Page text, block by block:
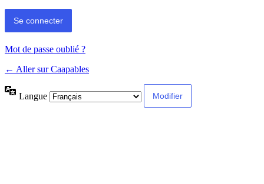
Mot de passe oublié ?
← Aller sur Caapables
Langue